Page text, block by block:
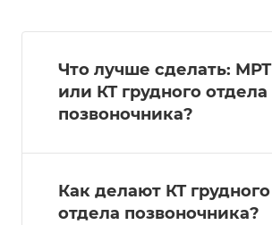
Что лучше сделать: МРТ
или КТ грудного отдела
позвоночника?
Как делают КТ грудного
отдела позвоночника?